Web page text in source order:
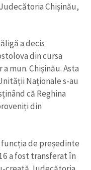
ZdG
Chișinău,
a decis
din cursa
mun. Chișinău. Asta
Naționale s-au
că Reghina
din
de președinte
a fost transferat în